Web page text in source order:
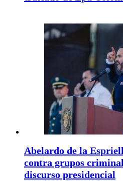
Abelardo de la
contra grupos
discurso presidencial